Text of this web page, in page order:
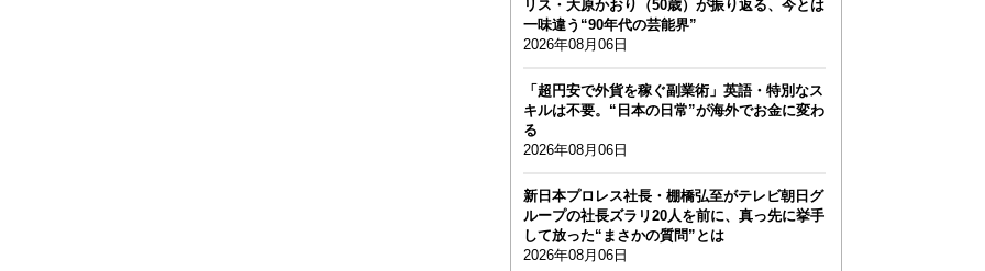
リス・大原かおり（50歳）が振り返る、今とは
一味違う“90年代の芸能界”
2026年08月06日
「超円安で外貨を稼ぐ副業術」英語・特別なス
キルは不要。“日本の日常”が海外でお金に変わ
る
2026年08月06日
新日本プロレス社長・棚橋弘至がテレビ朝日グ
ループの社長ズラリ20人を前に、真っ先に挙手
して放った“まさかの質問”とは
2026年08月06日